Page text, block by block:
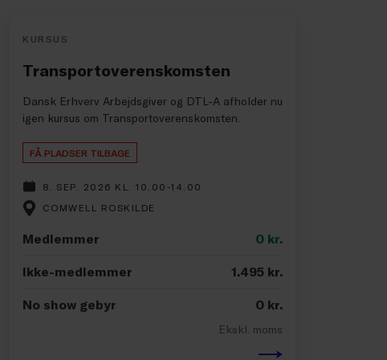
KURSUS
Transportoverenskomsten
Dansk Erhverv Arbejdsgiver og DTL-A afholder nu
igen kursus om Transportoverenskomsten.
FÅ PLADSER TILBAGE
8. SEP. 2026 KL. 10.00-14.00
COMWELL ROSKILDE
Medlemmer 0 kr.
Ikke-medlemmer 1.495 kr.
No show gebyr 0 kr.
Ekskl. moms